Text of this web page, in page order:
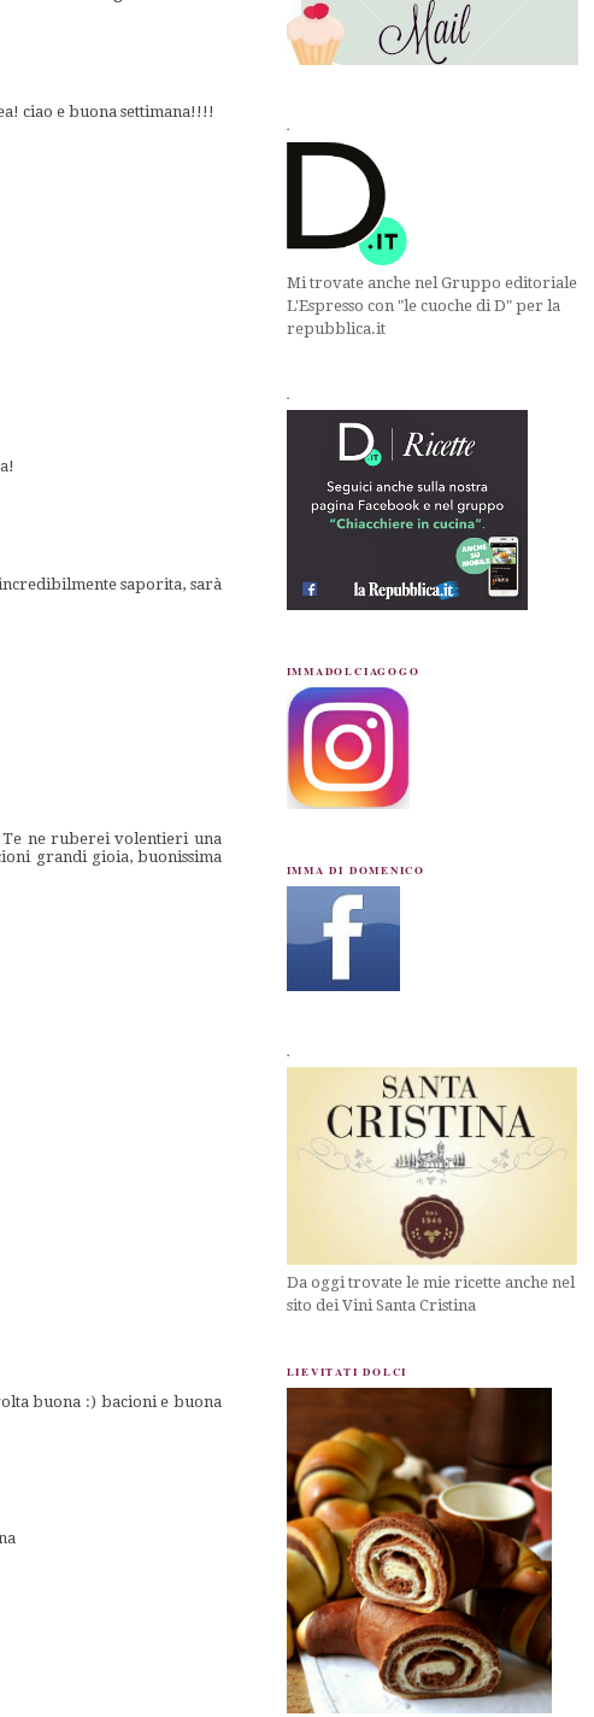
ciao e buona settimana!!!!
saporita, sarà
Te ne ruberei volentieri una
grandi gioia, buonissima
buona :) bacioni e buona
.
Mi trovate anche nel Gruppo editoriale
L'Espresso con "le cuoche di D" per la
repubblica.it
.
IMMADOLCIAGOGO
IMMA DI DOMENICO
.
Da oggi trovate le mie ricette anche nel
sito dei Vini Santa Cristina
LIEVITATI DOLCI